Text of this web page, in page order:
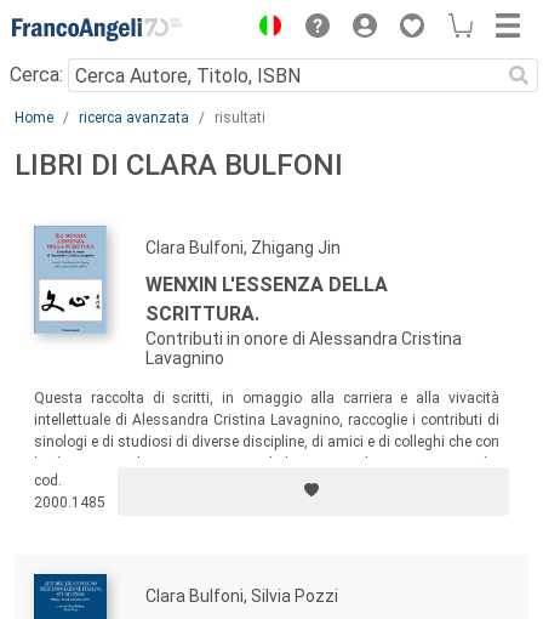
Menu
Cerca:
Main content
Home ricerca avanzata risultati
LIBRI DI CLARA BULFONI
Clara Bulfoni, Zhigang Jin
WENXIN L'ESSENZA DELLA
SCRITTURA.
Contributi in onore di Alessandra Cristina
Lavagnino
Questa raccolta di scritti, in omaggio alla carriera e alla vivacità
intellettuale di Alessandra Cristina Lavagnino, raccoglie i contributi di
sinologi e di studiosi di diverse discipline, di amici e di colleghi che con
compongono il volume sono il frutto di ricerche sulla Cina di oggi e di
ieri che la esaminano da diversi punti di vista.
cod.
2000.1485
Clara Bulfoni, Silvia Pozzi